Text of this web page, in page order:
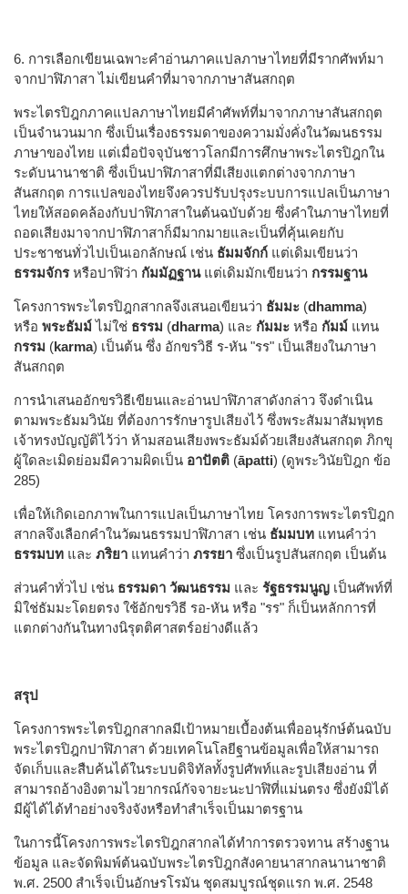
6. การเลือกเขียนเฉพาะคำอ่านภาคแปลภาษาไทยที่มีรากศัพท์มา
จากปาฬิภาสา ไม่เขียนคำที่มาจากภาษาสันสกฤต
พระไตรปิฎกภาคแปลภาษาไทยมีคำศัพท์ที่มาจากภาษาสันสกฤต
เป็นจำนวนมาก ซึ่งเป็นเรื่องธรรมดาของความมั่งคั่งในวัฒนธรรม
ภาษาของไทย แต่เมื่อปัจจุบันชาวโลกมีการศึกษาพระไตรปิฎกใน
ระดับนานาชาติ ซึ่งเป็นปาฬิภาสาที่มีเสียงแตกต่างจากภาษา
สันสกฤต การแปลของไทยจึงควรปรับปรุงระบบการแปลเป็นภาษา
ไทยให้สอดคล้องกับปาฬิภาสาในต้นฉบับด้วย ซึ่งคำในภาษาไทยที่
ถอดเสียงมาจากปาฬิภาสาก็มีมากมายและเป็นที่คุ้นเคยกับ
ประชาชนทั่วไปเป็นเอกลักษณ์ เช่น ธัมมจักก์ แต่เดิมเขียนว่า
ธรรมจักรหรือปาฬิว่า กัมมัฏฐานแต่เดิมมักเขียนว่า กรรมฐาน
โครงการพระไตรปิฎกสากลจึงเสนอเขียนว่า ธัมมะ (dhamma)
หรือ พระธัมม์ ไม่ใช่ ธรรม (dharma) และ กัมมะ หรือ กัมม์ แทน
กรรม (karma) เป็นต้น ซึ่ง อักขรวิธี ร-หัน "รร" เป็นเสียงในภาษา
สันสกฤต
การนำเสนออักขรวิธีเขียนและอ่านปาฬิภาสาดังกล่าว จึงดำเนิน
ตามพระธัมมวินัย ที่ต้องการรักษารูปเสียงไว้ ซึ่งพระสัมมาสัมพุทธ
เจ้าทรงบัญญัติไว้ว่า ห้ามสอนเสียงพระธัมม์ด้วยเสียงสันสกฤต ภิกขุ
ผู้ใดละเมิดย่อมมีความผิดเป็น อาปัตติ (āpatti) (ดูพระวินัยปิฎก ข้อ
285)
เพื่อให้เกิดเอกภาพในการแปลเป็นภาษาไทย โครงการพระไตรปิฎก
สากลจึงเลือกคำในวัฒนธรรมปาฬิภาสา เช่น ธัมมบท แทนคำว่า
ธรรมบท และ ภริยา แทนคำว่า ภรรยา ซึ่งเป็นรูปสันสกฤต เป็นต้น
ส่วนคำทั่วไป เช่น ธรรมดา วัฒนธรรม และ รัฐธรรมนูญ เป็นศัพท์ที่
มิใช่ธัมมะโดยตรง ใช้อักขรวิธี รอ-หัน หรือ "รร" ก็เป็นหลักการที่
แตกต่างกันในทางนิรุตติศาสตร์อย่างดีแล้ว
สรุป
โครงการพระไตรปิฎกสากลมีเป้าหมายเบื้องต้นเพื่ออนุรักษ์ต้นฉบับ
พระไตรปิฎกปาฬิภาสา ด้วยเทคโนโลยีฐานข้อมูลเพื่อให้สามารถ
จัดเก็บและสืบค้นได้ในระบบดิจิทัลทั้งรูปศัพท์และรูปเสียงอ่าน ที่
สามารถอ้างอิงตามไวยากรณ์กัจจายะนะปาฬิที่แม่นตรง ซึ่งยังมิได้
มีผู้ได้ได้ทำอย่างจริงจังหรือทำสำเร็จเป็นมาตรฐาน
ในการนี้โครงการพระไตรปิฎกสากลได้ทำการตรวจทาน สร้างฐาน
ข้อมูล และจัดพิมพ์ต้นฉบับพระไตรปิฎกสังคายนาสากลนานาชาติ
พ.ศ. 2500 สำเร็จเป็นอักษรโรมัน ชุดสมบูรณ์ชุดแรก พ.ศ. 2548